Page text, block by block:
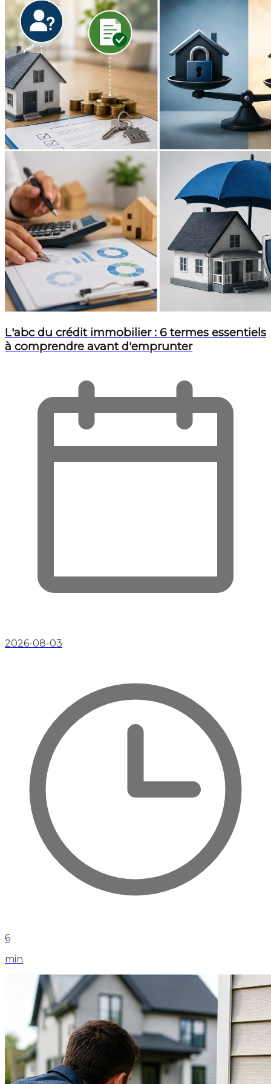
L'abc du crédit immobilier : 6 termes essentiels
à comprendre avant d'emprunter
2026-08-03
6
min